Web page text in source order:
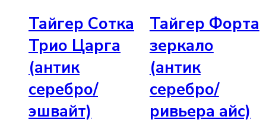
Тайгер Сотка
Трио Царга
(антик
серебро/
эшвайт)
Тайгер Форта
зеркало
(антик
серебро/
ривьера айс)